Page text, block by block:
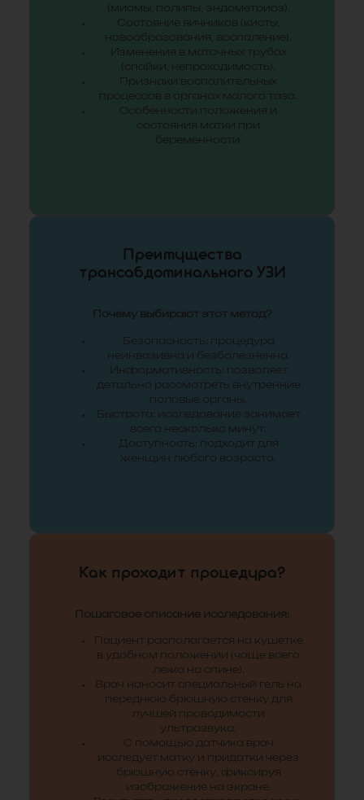
(миомы, полипы, эндометриоз).
Состояние яичников (кисты,
новообразования, воспаление).
Изменения в маточных трубах
(спайки, непроходимость).
Признаки воспалительных
процессов в органах малого таза.
Особенности положения и
состояния матки при
беременности.
Преимущества
трансабдоминального УЗИ
Почему выбирают этот метод?
Безопасность: процедура
неинвазивна и безболезненна.
Информативность: позволяет
детально рассмотреть внутренние
половые органы.
Быстрота: исследование занимает
всего несколько минут.
Доступность: подходит для
женщин любого возраста.
Как проходит процедура?
Пошаговое описание исследования:
Пациент располагается на кушетке
в удобном положении (чаще всего
лежа на спине).
Врач наносит специальный гель на
переднюю брюшную стенку для
лучшей проводимости
ультразвука.
С помощью датчика врач
исследует матку и придатки через
брюшную стенку, фиксируя
изображение на экране.